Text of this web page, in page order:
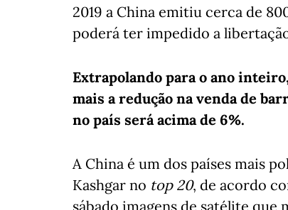
2019 a China emitiu cerca de
poderá ter impedido a
Extrapolando para o ano
mais a redução na venda de
no país será acima de 6%.
A China é um dos países mais
Kashgar no top 20, de acordo
sábado imagens de satélite